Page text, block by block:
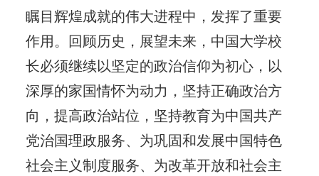
瞩目辉煌成就的伟大进程中，发挥了重要
作用。回顾历史，展望未来，中国大学校
长必须继续以坚定的政治信仰为初心，以
深厚的家国情怀为动力，坚持正确政治方
向，提高政治站位，坚持教育为中国共产
党治国理政服务、为巩固和发展中国特色
社会主义制度服务、为改革开放和社会主